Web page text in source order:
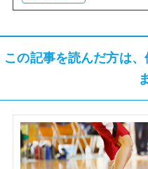
この記事を読んだ方は